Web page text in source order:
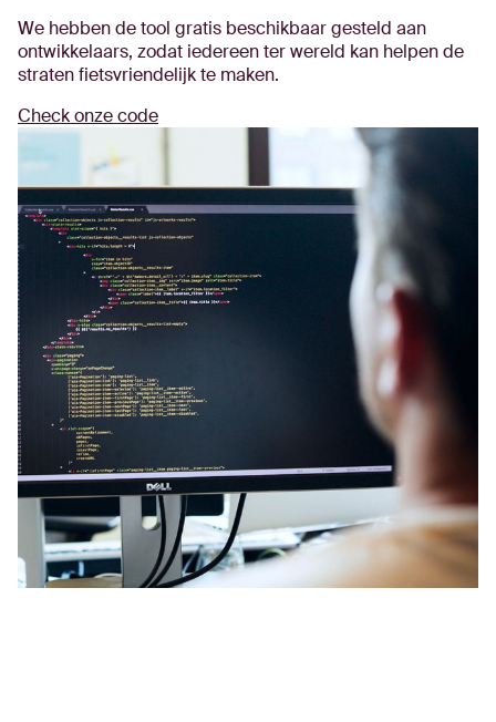
We hebben de tool gratis beschikbaar gesteld aan
ontwikkelaars, zodat iedereen ter wereld kan helpen de
straten fietsvriendelijk te maken.
Check onze code